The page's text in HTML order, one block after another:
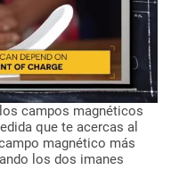
los campos magnéticos
que te acercas al
magnético más
los dos imanes